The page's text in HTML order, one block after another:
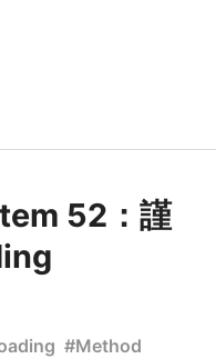
52：謹
#Method